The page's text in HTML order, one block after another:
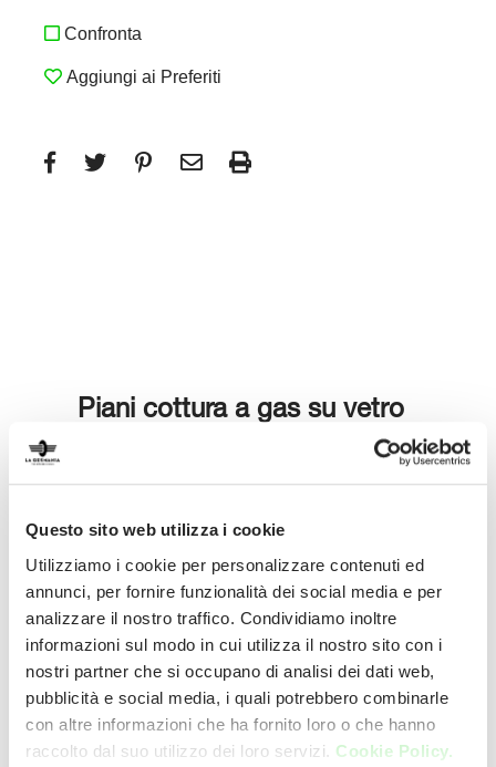
Questo sito web utilizza i cookie
Utilizziamo i cookie per personalizzare contenuti ed
annunci, per fornire funzionalità dei social media e per
analizzare il nostro traffico. Condividiamo inoltre
informazioni sul modo in cui utilizza il nostro sito con i
nostri partner che si occupano di analisi dei dati web,
pubblicità e social media, i quali potrebbero combinarle
con altre informazioni che ha fornito loro o che hanno
raccolto dal suo utilizzo dei loro servizi. Cookie Policy.
Confronta
Aggiungi ai Preferiti
Piani cottura a gas su vetro
nero
piano di lavoro con la finitura opaca di
bruciatori e griglie crea un look
affascinante e moderno.
Il vetro temperato, dello spessore di 6mm,
permette una installazione a semi-filo,
garantendo la massima resistenza al
calore; il profilo frontale è arricchito da una